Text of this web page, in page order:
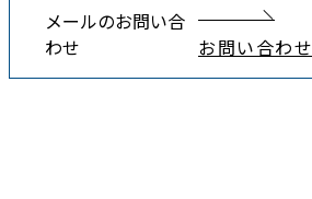
メールのお問い合
わせ
お問い合わせ